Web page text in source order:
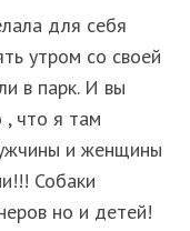
для себя
утром со своей
в парк. И вы
, что я там
и женщины
Собаки
но и детей!